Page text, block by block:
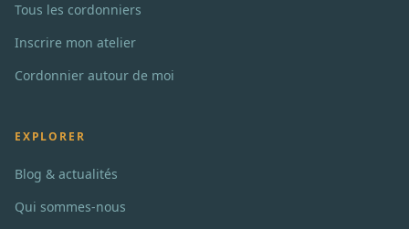
Tous les cordonniers
Inscrire mon atelier
Cordonnier autour de moi
EXPLORER
Blog & actualités
Qui sommes-nous